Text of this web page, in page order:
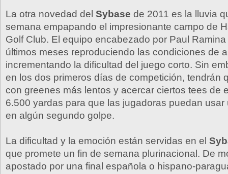
La otra novedad del Sybase de 2011 es la lluvia
semana empapando el impresionante campo de
Golf Club. El equipo encabezado por Paul
últimos meses reproduciendo las condiciones de
incrementando la dificultad del juego corto. Sin
en los dos primeros días de competición, tendrán
con greenes más lentos y acercar ciertos tees de
6.500 yardas para que las jugadoras puedan usar
en algún segundo golpe.
La dificultad y la emoción están servidas en el
que promete un fin de semana plurinacional. De
apostado por una final española o hispano-